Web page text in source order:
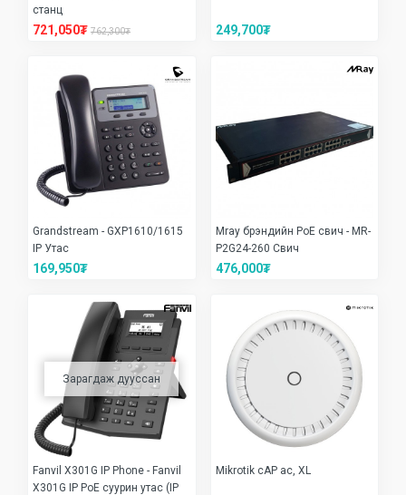
станц
721,050₮ 762,300₮ 249,700₮
Grandstream - GXP1610/1615
IP Утас
169,950₮
Mray брэндийн PoE свич - MR-
P2G24-260 Свич
476,000₮
Зарагдаж дууссан
Fanvil X301G IP Phone - Fanvil
X301G IP PoE суурин утас (IP
Mikrotik cAP ac, XL